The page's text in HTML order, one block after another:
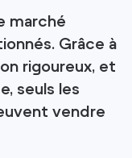
marché
Grâce à
rigoureux, et
seuls les
vendre